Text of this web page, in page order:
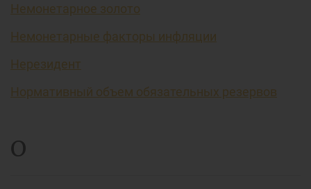
Немонетарное золото
Немонетарные факторы инфляции
Нерезидент
Нормативный объем обязательных резервов
О